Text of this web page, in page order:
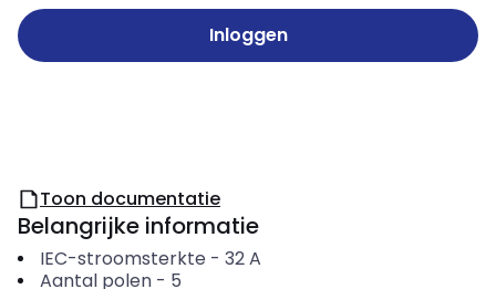
Inloggen
Toon documentatie
Belangrijke informatie
IEC-stroomsterkte - 32A
Aantal polen- 5